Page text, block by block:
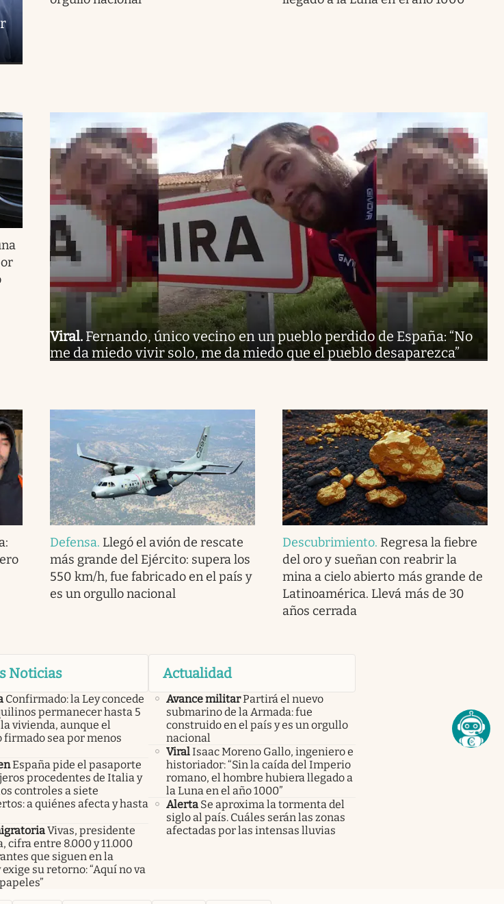
Viral. Fernando, único vecino en un pueblo perdido de España: “No
me da miedo vivir solo, me da miedo que el pueblo desaparezca”
Defensa. Llegó el avión de rescate
más grande del Ejército: supera los
550 km/h, fue fabricado en el país y
es un orgullo nacional
Descubrimiento. Regresa la fiebre
del oro y sueñan con reabrir la
mina a cielo abierto más grande de
Latinoamérica. Llevá más de 30
años cerrada
Noticias
Confirmado: la Ley concede
permanecer hasta 5
vivienda, aunque el
firmado sea por menos
España pide el pasaporte
procedentes de Italia y
controles a siete
a quiénes afecta y hasta
Vivas, presidente
cifra entre 8.000 y 11.000
que siguen en la
su retorno: “Aquí no va
Actualidad
Avance militarPartirá el nuevo
submarino de la Armada: fue
construido en el país y es un orgullo
nacional
ViralIsaac Moreno Gallo, ingeniero e
historiador: “Sin la caída del Imperio
romano, el hombre hubiera llegado a
la Luna en el año 1000”
Alerta Se aproxima la tormenta del
siglo al país. Cuáles serán las zonas
afectadas por las intensas lluvias